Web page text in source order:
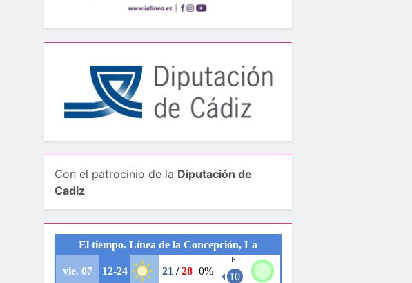
Con el patrocinio de la Diputación de
Cadiz